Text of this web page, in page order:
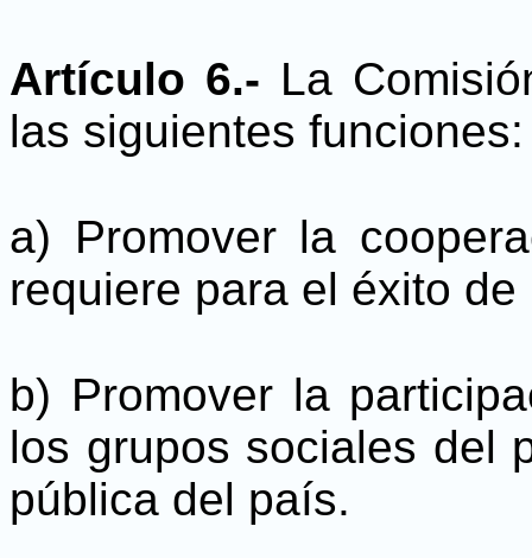
Artículo 6.- La
las siguientes funciones:
a) Promover la
requiere para el éxito
b) Promover la
los grupos sociales del
pública del país.